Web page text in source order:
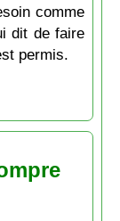
comme
dit de faire
permis.